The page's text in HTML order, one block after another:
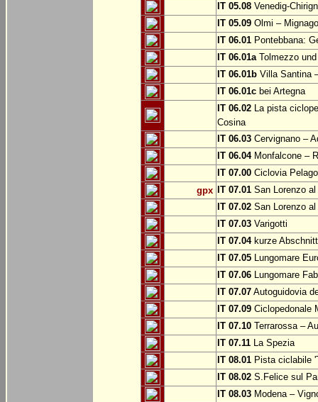
IT 05.08 Venedig-
IT 05.09 Olmi –
IT 06.01 Pontebbana:
IT 06.01aTolmezzo
IT 06.01b Villa Santina
IT 06.01c bei Artegna
IT 06.02 La pista
Cosina
IT 06.03 Cervignano –
IT 06.04Monfalcone –
IT 07.00 Ciclovia
gpx
IT 07.01 San Lorenzo
IT 07.02 San Lorenzo
IT 07.03 Varigotti
IT 07.04kurze
IT 07.05 Lungomare
IT 07.06 Lungomare
IT 07.07 Autoguidovia
IT 07.09 Ciclopedonale
IT 07.10 Terrarossa –
IT 07.11 La Spezia
IT 08.01 Pista ciclabile
IT 08.02 S.Felice sul
IT 08.03 Modena –